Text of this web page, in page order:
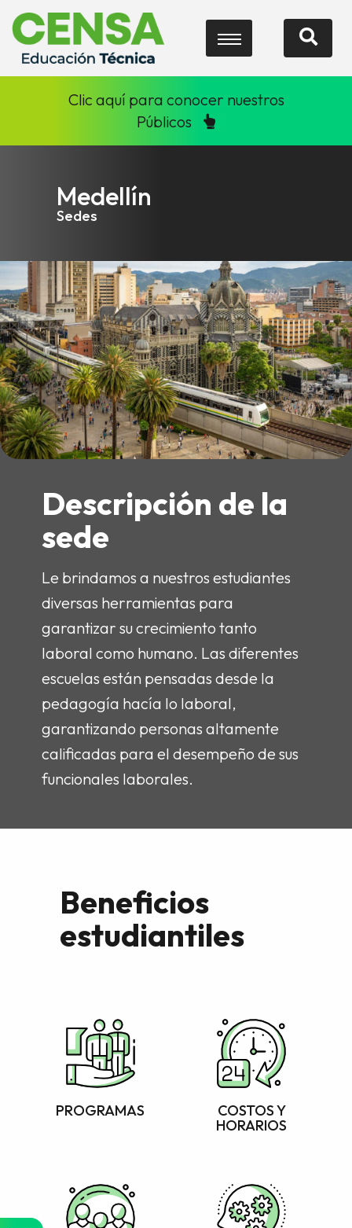
Clic aquí para conocer nuestros
Públicos
Medellín
Sedes
Descripción de la
sede
Le brindamos a nuestros estudiantes
diversas herramientas para
garantizar su crecimiento tanto
laboral como humano. Las diferentes
escuelas están pensadas desde la
pedagogía hacía lo laboral,
garantizando personas altamente
calificadas para el desempeño de sus
funcionales laborales.
Beneficios
estudiantiles
PROGRAMAS
COSTOS Y
HORARIOS